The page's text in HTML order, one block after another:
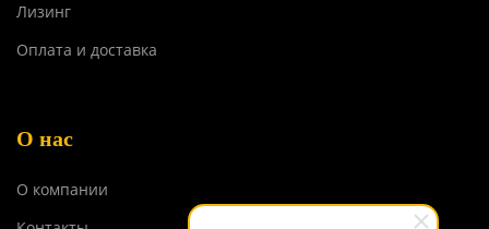
Лизинг
Оплата и доставка
О нас
О компании